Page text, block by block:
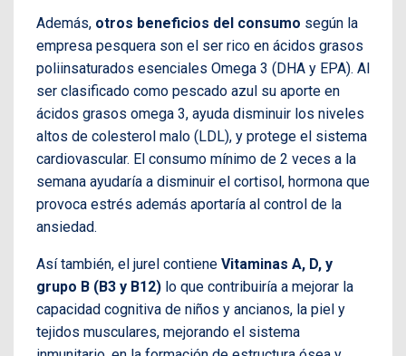
Además, otros beneficios del consumo según la
empresa pesquera son el ser rico en ácidos grasos
poliinsaturados esenciales Omega 3 (DHA y EPA). Al
ser clasificado como pescado azul su aporte en
ácidos grasos omega 3, ayuda disminuir los niveles
altos de colesterol malo (LDL), y protege el sistema
cardiovascular. El consumo mínimo de 2 veces a la
semana ayudaría a disminuir el cortisol, hormona que
provoca estrés además aportaría al control de la
ansiedad.
Así también, el jurel contiene Vitaminas A, D, y
grupo B (B3 y B12) lo que contribuiría a mejorar la
capacidad cognitiva de niños y ancianos, la piel y
tejidos musculares, mejorando el sistema